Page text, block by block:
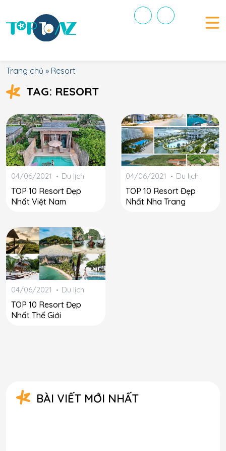
Trang chủ » Resort
TAG: RESORT
04/06/2021 Du lịch
TOP 10 Resort Đẹp
Nhất Việt Nam
04/06/2021 Du lịch
TOP 10 Resort Đẹp
Nhất Nha Trang
04/06/2021 Du lịch
TOP 10 Resort Đẹp
Nhất Thế Giới
BÀI VIẾT MỚI NHẤT